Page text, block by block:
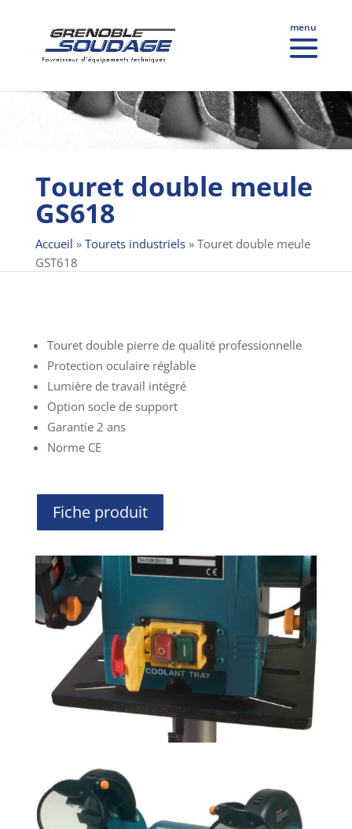
Touret double meule
GS618
Accueil » Tourets industriels» Touret double meule
GST618
Touret double pierre de qualité professionnelle
Protection oculaire réglable
Lumière de travail intégré
Option socle de support
Garantie 2 ans
Norme CE
Fiche produit